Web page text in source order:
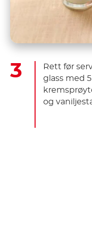
Rett før
glass med
og